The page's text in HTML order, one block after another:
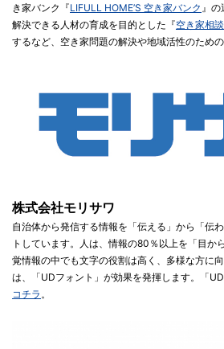
き家バンク『LIFULL HOME’S 空き家バンク 』
解決できる人材の育成を目的とした『空き家相
するなど、空き家問題の解決や地域活性のため
株式会社モリサワ
自治体から発信する情報を「伝える」から「伝
トしています。人は、情報の80％以上を「目か
覚情報の中でも文字の役割は高く、多様な方に
は、「UDフォント」が効果を発揮します。「
コチラ 。